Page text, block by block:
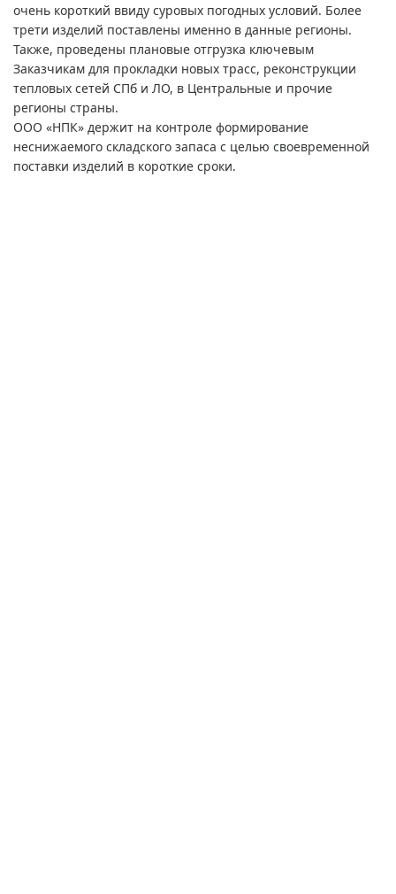
очень короткий ввиду суровых погодных условий. Более
трети изделий поставлены именно в данные регионы.
Также, проведены плановые отгрузка ключевым
Заказчикам для прокладки новых трасс, реконструкции
тепловых сетей СПб и ЛО, в Центральные и прочие
регионы страны.
ООО «НПК» держит на контроле формирование
неснижаемого складского запаса с целью своевременной
поставки изделий в короткие сроки.